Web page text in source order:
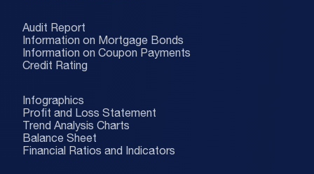
Audit Report
Information on Mortgage Bonds
Information on Coupon Payments
Credit Rating
Infographics
Profit and Loss Statement
Trend Analysis Charts
Balance Sheet
Financial Ratios and Indicators